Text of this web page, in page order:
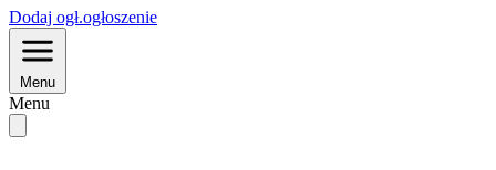
Dodaj ogł.ogłoszenie
Menu
Menu